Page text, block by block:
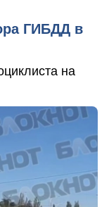
ГИБДД в
на